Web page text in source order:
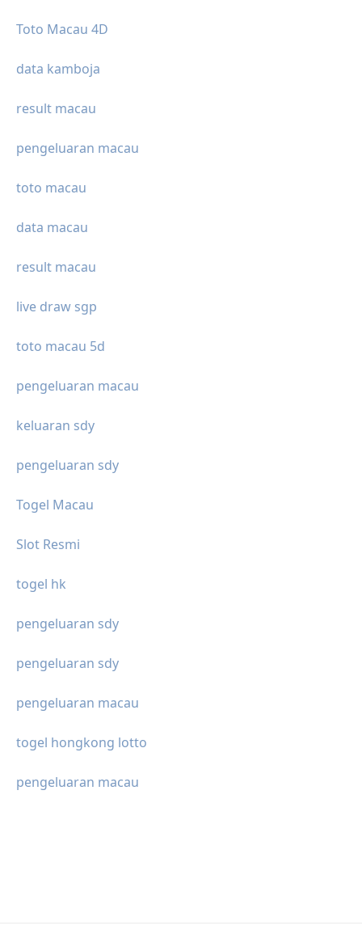
Toto Macau 4D
data kamboja
result macau
pengeluaran macau
toto macau
data macau
result macau
live draw sgp
toto macau 5d
pengeluaran macau
keluaran sdy
pengeluaran sdy
Togel Macau
Slot Resmi
togel hk
pengeluaran sdy
pengeluaran sdy
pengeluaran macau
togel hongkong lotto
pengeluaran macau